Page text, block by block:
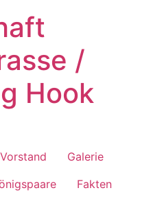
/
Hook
Vorstand
Galerie
Fakten